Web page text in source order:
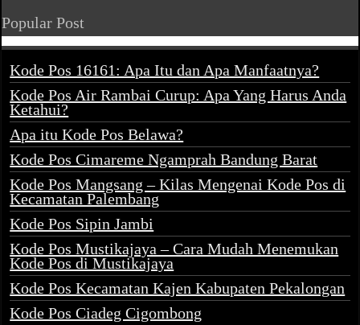
Popular Post
Kode Pos 16161: Apa Itu dan Apa Manfaatnya?
Kode Pos Air Rambai Curup: Apa Yang Harus Anda
Ketahui?
Apa itu Kode Pos Belawa?
Kode Pos Cimareme Ngamprah Bandung Barat
Kode Pos Mangsang – Kilas Mengenai Kode Pos di
Kecamatan Palembang
Kode Pos Sipin Jambi
Kode Pos Mustikajaya – Cara Mudah Menemukan
Kode Pos di Mustikajaya
Kode Pos Kecamatan Kajen Kabupaten Pekalongan
Kode Pos Ciadeg Cigombong